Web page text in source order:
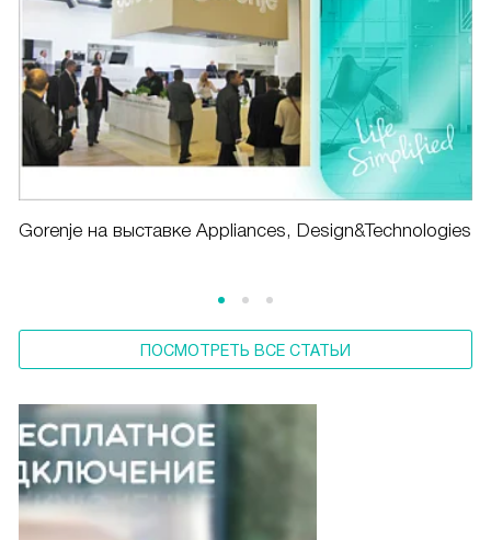
Gorenje на выставке Appliances, Design&Technologies
ПОСМОТРЕТЬ ВСЕ СТАТЬИ